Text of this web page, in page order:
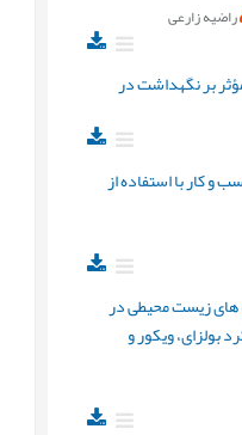
راضیه زارعی
بر نگهداشت در
و کار با استفاده از
های زیست محیطی در
بولزای، ویکور و